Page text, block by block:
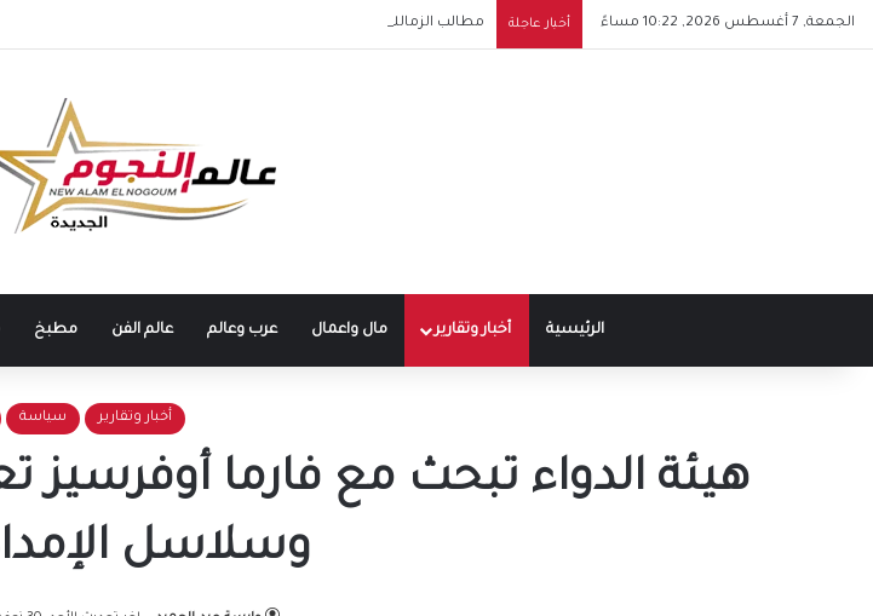
الجمعة, 7 أغسطس 2026, 10:22 مساءً أخبار عاجلة مطالب الزمالك للموافقة على بيع خوان بيزيرا لشباب الأهلي الإماراتي..
الرئيسية أخبار وتقارير مال واعمال عرب وعالم عالم الفن مطبخ
أخبار وتقارير سياسة
هيئة الدواء تبحث مع فارما أوفرسيز
وسلاسل